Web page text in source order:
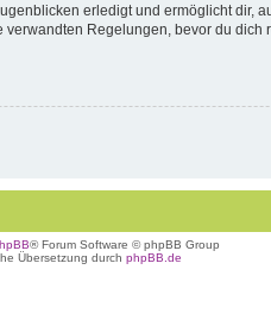
erledigt und ermöglicht dir,
Regelungen, bevor du
® Forum Software © phpBB Group
Übersetzung durch phpBB.de